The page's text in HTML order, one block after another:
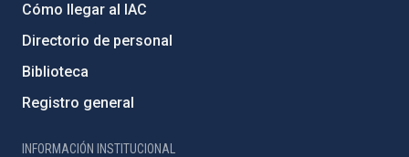
Cómo llegar al IAC
Directorio de personal
Biblioteca
Registro general
INFORMACIÓN INSTITUCIONAL